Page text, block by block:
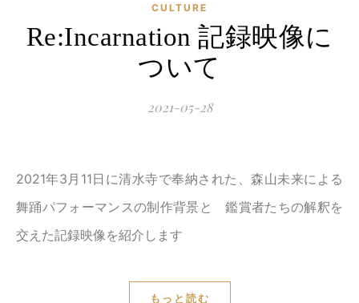
CULTURE
Re:Incarnation 記録映像に
ついて
2021-05-28
2021年3月11日に清水寺で奉納された、森山未来による
舞踊パフォーマンスの制作背景と 鑑賞者たちの解釈を
交えた記録映像を紹介します
もっと読む